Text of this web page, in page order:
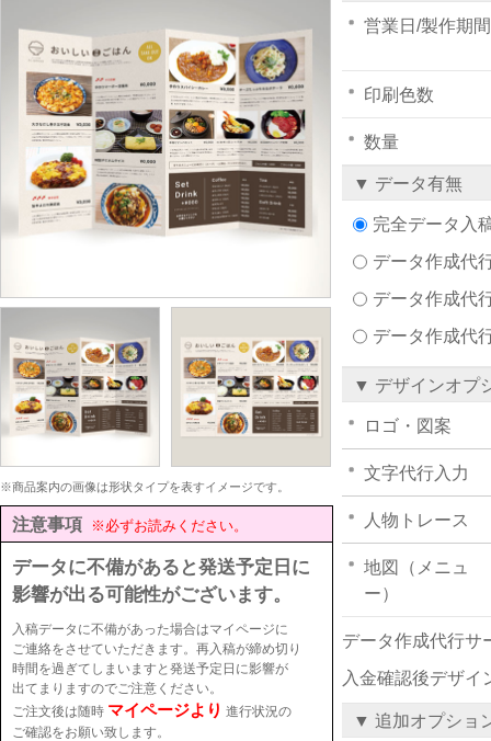
※商品案内の画像は形状タイプを表すイメージです。
注意事項 ※必ずお読みください。
データに不備があると発送予定日に
影響が出る可能性がございます。
入稿データに不備があった場合はマイページに
ご連絡をさせていただきます。再入稿が締め切り
時間を過ぎてしまいますと発送予定日に影響が
出てまりますのでご注意ください。
ご注文後は随時 マイページより 進行状況の
ご確認をお願い致します。
営業日/製作期間
印刷色数
数量
▼ データ有無
完全データ入
データ作成代
データ作成代
データ作成代
▼ デザインオプ
ロゴ・図案
文字代行入力
人物トレース
地図（メニュ
ー）
データ作成代行サ
入金確認後デザイ
▼ 追加オプショ